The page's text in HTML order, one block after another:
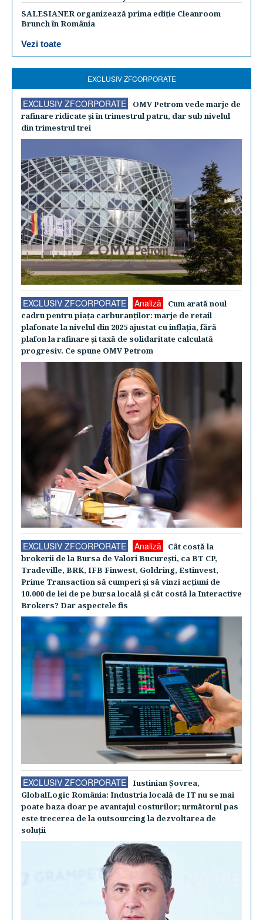
SALESIANER organizează prima ediție Cleanroom
Brunch în România
Vezi toate
EXCLUSIV ZFCORPORATE
EXCLUSIV ZFCORPORATE
OMV Petrom vede marje de
rafinare ridicate şi în trimestrul patru, dar sub nivelul
din trimestrul trei
EXCLUSIV ZFCORPORATE Analiză
Cum arată noul
cadru pentru piaţa carburanţilor: marje de retail
plafonate la nivelul din 2025 ajustat cu inflaţia, fără
plafon la rafinare şi taxă de solidaritate calculată
progresiv. Ce spune OMV Petrom
EXCLUSIV ZFCORPORATE Analiză
Cât costă la
brokerii de la Bursa de Valori Bucureşti, ca BT CP,
Tradeville, BRK, IFB Finwest, Goldring, Estinvest,
Prime Transaction să cumperi şi să vinzi acţiuni de
10.000 de lei de pe bursa locală şi cât costă la Interactive
Brokers? Dar aspectele fis
EXCLUSIV ZFCORPORATE
Iustinian Şovrea,
GlobalLogic România: Industria locală de IT nu se mai
poate baza doar pe avantajul costurilor; următorul pas
este trecerea de la outsourcing la dezvoltarea de
soluţii